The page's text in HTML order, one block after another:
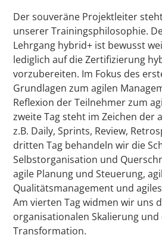
Der souveräne Projektleiter
unserer Trainingsphilosophie.
Lehrgang hybrid+ ist bewusst
lediglich auf die Zertifizierung
vorzubereiten. Im Fokus des
Grundlagen zum agilen
Reflexion der Teilnehmer zum
zweite Tag steht im Zeichen der
z.B. Daily, Sprints, Review,
dritten Tag behandeln wir die
Selbstorganisation und
agile Planung und Steuerung,
Qualitätsmanagement und
Am vierten Tag widmen wir uns
organisationalen Skalierung und
Transformation.